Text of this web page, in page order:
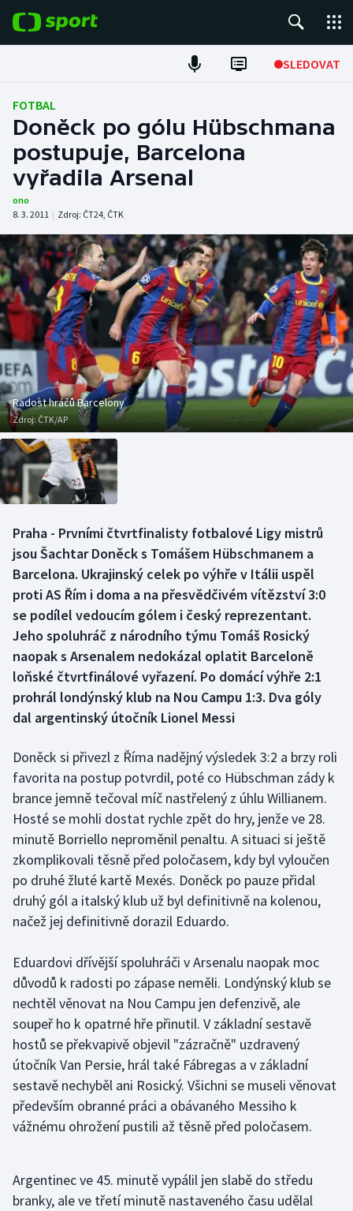
SLEDOVAT
Fotbal
Hokej
Tenis
Atletika
Cyklistika
DALŠÍ SPORTY
Americký fotbal
Baseball a softbal
Basketbal
Biatlon
Boby a skeleton
Curling
Dostihy
Florbal
Futsal
Golf
Házená
Jezdectví
Judo
Krasobruslení
Lezení
Lyže a snowboard
Moderní pětiboj
Motorsport
Olympijské hry
Parasport
Plážový volejbal
NEPŘEHLÉDNĚTE
Soutěže
Historické návraty
Aplikace ČT sport
AZ kvíz
FOTBAL
Doněck po gólu Hübschmana
postupuje, Barcelona
vyřadila Arsenal
ono
8. 3. 2011 | Zdroj: ČT24, ČTK
Radost hráčů Barcelony
Zdroj: ČTK/AP
Praha - Prvními čtvrtfinalisty fotbalové Ligy mistrů
jsou Šachtar Doněck s Tomášem Hübschmanem a
Barcelona. Ukrajinský celek po výhře v Itálii uspěl
proti AS Řím i doma a na přesvědčivém vítězství 3:0
se podílel vedoucím gólem i český reprezentant.
Jeho spoluhráč z národního týmu Tomáš Rosický
naopak s Arsenalem nedokázal oplatit Barceloně
loňské čtvrtfinálové vyřazení. Po domácí výhře 2:1
prohrál londýnský klub na Nou Campu 1:3. Dva góly
dal argentinský útočník Lionel Messi
Doněck si přivezl z Říma nadějný výsledek 3:2 a brzy roli
favorita na postup potvrdil, poté co Hübschman zády k
brance jemně tečoval míč nastřelený z úhlu Willianem.
Hosté se mohli dostat rychle zpět do hry, jenže ve 28.
minutě Borriello neproměnil penaltu. A situaci si ještě
zkomplikovali těsně před poločasem, kdy byl vyloučen
po druhé žluté kartě Mexés. Doněck po pauze přidal
druhý gól a italský klub už byl definitivně na kolenou,
načež jej definitivně dorazil Eduardo.
Eduardovi dřívější spoluhráči v Arsenalu naopak moc
důvodů k radosti po zápase neměli. Londýnský klub se
nechtěl věnovat na Nou Campu jen defenzivě, ale
soupeř ho k opatrné hře přinutil. V základní sestavě
hostů se překvapivě objevil "zázračně" uzdravený
útočník Van Persie, hrál také Fábregas a v základní
sestavě nechyběl ani Rosický. Všichni se museli věnovat
především obranné práci a obávaného Messiho k
vážnému ohrožení pustili až těsně před poločasem.
Argentinec ve 45. minutě vypálil jen slabě do středu
branky, ale ve třetí minutě nastaveného času udělal